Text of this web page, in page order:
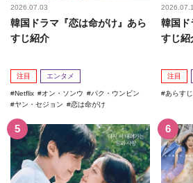
2026.07.03
韓国ドラマ『恋は命がけ』あら
すじ紹介
注目 エンタメ
Netflix オン・ソンウ
パク・ウンビン
ヤン・セジョン
恋は命がけ
韓国ド
すじ紹
注目
あらすじ